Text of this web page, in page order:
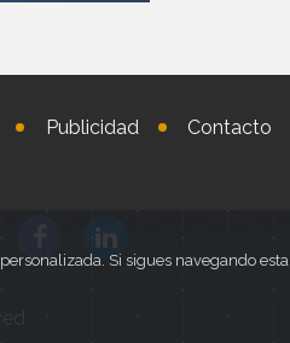
Publicidad Contacto
Si sigues navegando